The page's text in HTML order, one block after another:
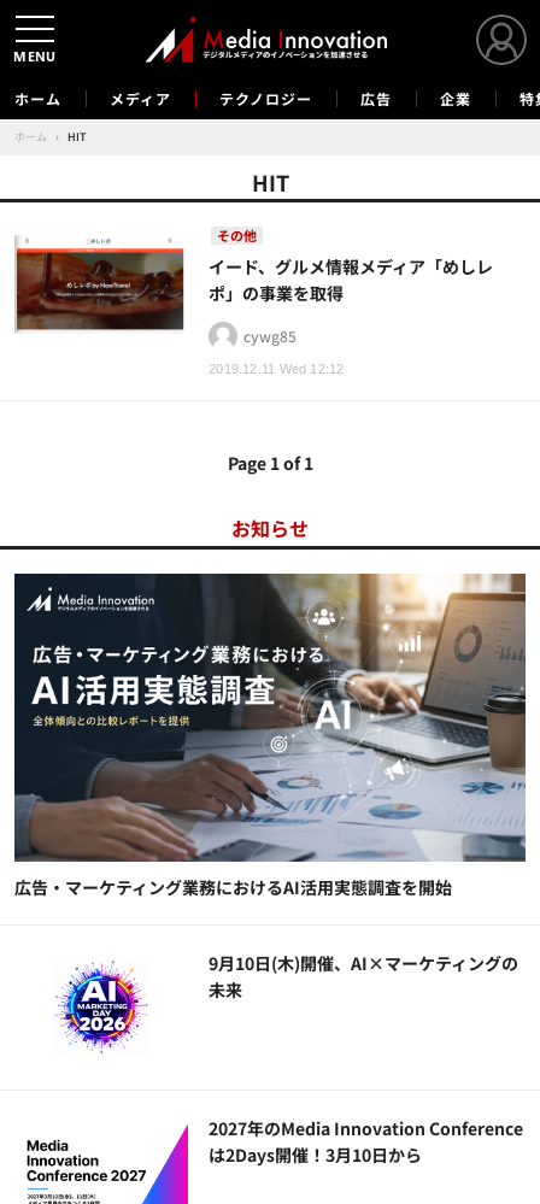
ホーム メディア テクノロジー 広告 企業 特
ホーム › HIT
HIT
その他
2019.12.11 Wed 12:12
イード、グルメ情報メディア「めしレ
ポ」の事業を取得
cywg85
Page 1 of 1
お知らせ
広告・マーケティング業務におけるAI活用実態調査を開始
9月10日(木)開催、AI×マーケティングの
未来
2027年のMedia Innovation Conference
は2Days開催！3月10日から
MENU